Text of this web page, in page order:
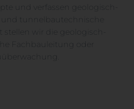
und verfassen geologisch-
und tunnelbautechnische
stellen wir die geologisch-
Fachbauleitung oder